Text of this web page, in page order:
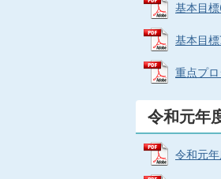
基本目
基本目
重点プ
令和元年
令和元